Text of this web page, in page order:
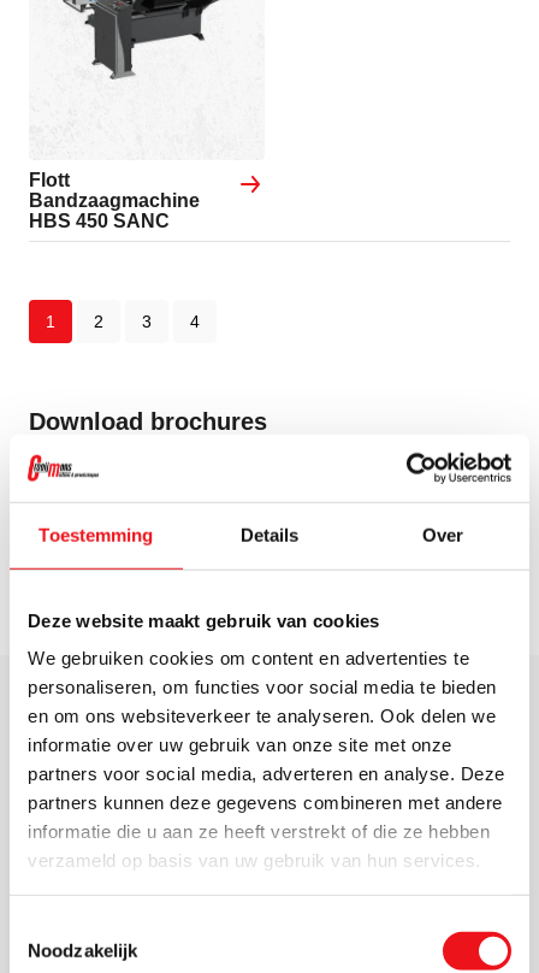
Toestemming Details Over
Deze website maakt gebruik van cookies
We gebruiken cookies om content en advertenties te
personaliseren, om functies voor social media te bieden
en om ons websiteverkeer te analyseren. Ook delen we
informatie over uw gebruik van onze site met onze
partners voor social media, adverteren en analyse. Deze
partners kunnen deze gegevens combineren met andere
informatie die u aan ze heeft verstrekt of die ze hebben
verzameld op basis van uw gebruik van hun services.
Noodzakelijk
Flott
Bandzaagmachine
HBS 450 SANC
1 2 3 4
Download brochures
FLOTT Plus Serie NL
Flott catalogus EN
Waarom kiezen voor Flott
ontbraammachines
Flott staat al decennia bekend om robuuste,
nauwkeurige machines die dag in dag uit presteren.
Een Flott ontbraammachine levert een egale
Crooijmans Machines profiteer je van praktijkgericht